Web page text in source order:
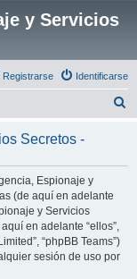
y Servicios
Identificarse
Registrarse
c
Secretos -
Espionaje y
(de aquí en adelante
y Servicios
en adelante “ellos”,
“phpBB Teams”)
sesión de uso por